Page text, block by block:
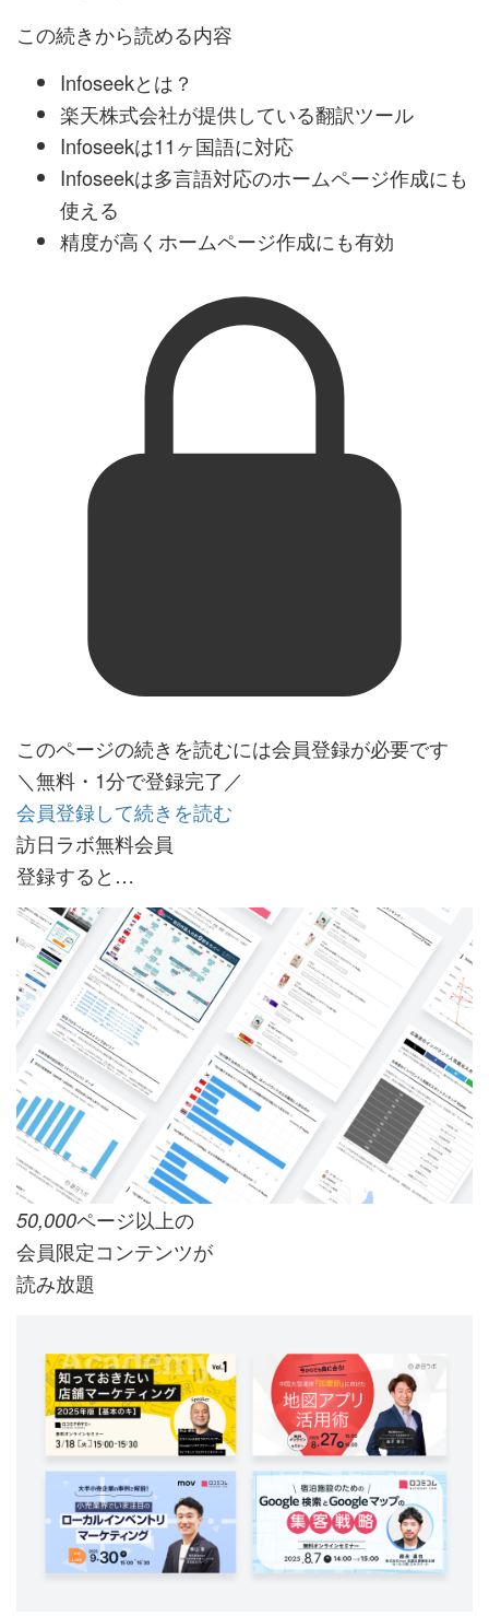
この続きから読める内容
Infoseekとは？
楽天株式会社が提供している翻訳ツール
Infoseekは11ヶ国語に対応
Infoseekは多言語対応のホームページ作成にも
使える
精度が高くホームページ作成にも有効
このページの続きを読むには会員登録が必要です
＼無料・1分で登録完了／
会員登録して続きを読む
訪日ラボ無料会員
登録すると…
50,000ページ以上の
会員限定コンテンツが
読み放題